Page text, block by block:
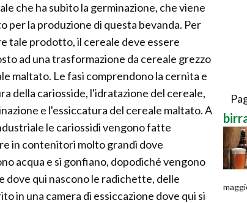
che ha subito la germinazione, che viene
per la produzione di questa bevanda. Per
tale prodotto, il cereale deve essere
ad una trasformazione da cereale grezzo
maltato. Le fasi comprendono la cernita e
della cariosside, l'idratazione del cereale,
e l'essiccatura del cereale maltato. A
le cariossidi vengono fatte
in contenitori molto grandi dove
acqua e si gonfiano, dopodiché vengono
dove qui nascono le radichette, delle
in una camera di essiccazione dove qui si